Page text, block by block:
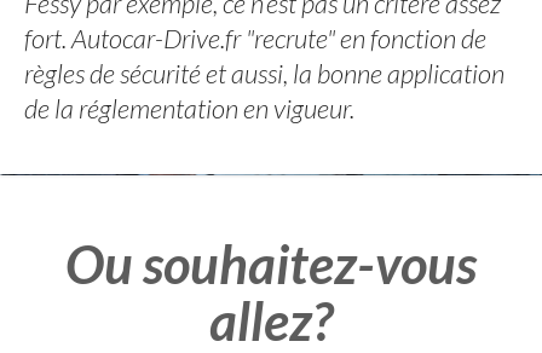
fort. Autocar-Drive.fr "recrute" en fonction de
règles de sécurité et aussi, la bonne application
de la réglementation en vigueur.
Ou souhaitez-vous
allez?